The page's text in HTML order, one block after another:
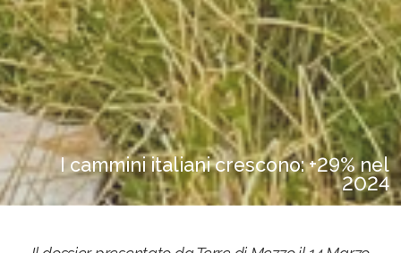
I cammini italiani crescono: +29% nel
2024